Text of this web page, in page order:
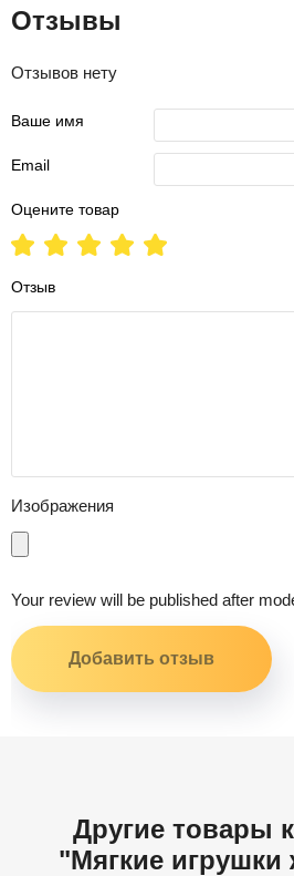
Отзывы
Отзывов нету
Ваше имя
Email
Оцените товар
Отзыв
Изображения
Your review will be published after
Другие товары
"Мягкие